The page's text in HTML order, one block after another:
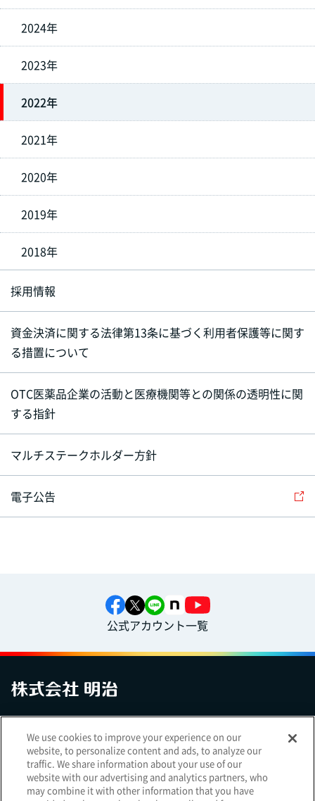
2024年
2023年
2022年
2021年
2020年
2019年
2018年
採用情報
資金決済に関する法律第13条に基づく利用者保護等に関す
る措置について
OTC医薬品企業の活動と医療機関等との関係の透明性に関
する指針
マルチステークホルダー方針
電子公告
公式アカウント一覧
アクセシビリティへの対応方針ご利用規約明治グループのDX
Cookie Settings
We use cookies to improve your experience on our
website, to personalize content and ads, to analyze our
traffic. We share information about your use of our
website with our advertising and analytics partners, who
may combine it with other information that you have